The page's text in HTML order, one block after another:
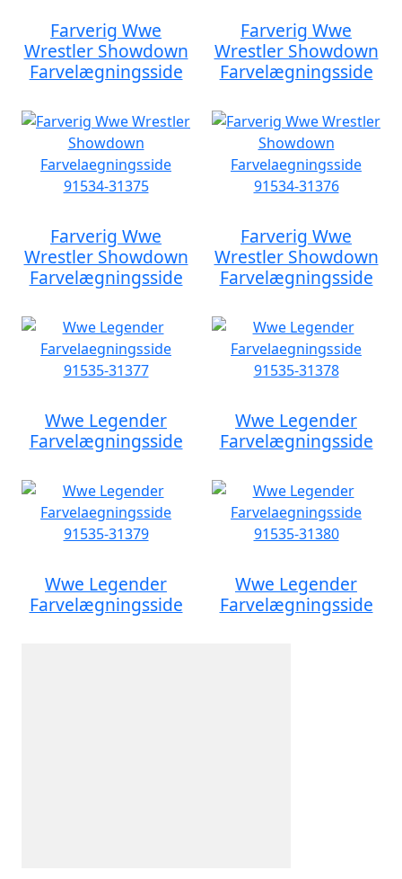
Farverig Wwe
Wrestler Showdown
Farvelægningsside
Farverig Wwe
Wrestler Showdown
Farvelægningsside
Farverig Wwe
Wrestler Showdown
Farvelægningsside
Farverig Wwe
Wrestler Showdown
Farvelægningsside
Wwe Legender
Farvelægningsside
Wwe Legender
Farvelægningsside
Wwe Legender
Farvelægningsside
Wwe Legender
Farvelægningsside